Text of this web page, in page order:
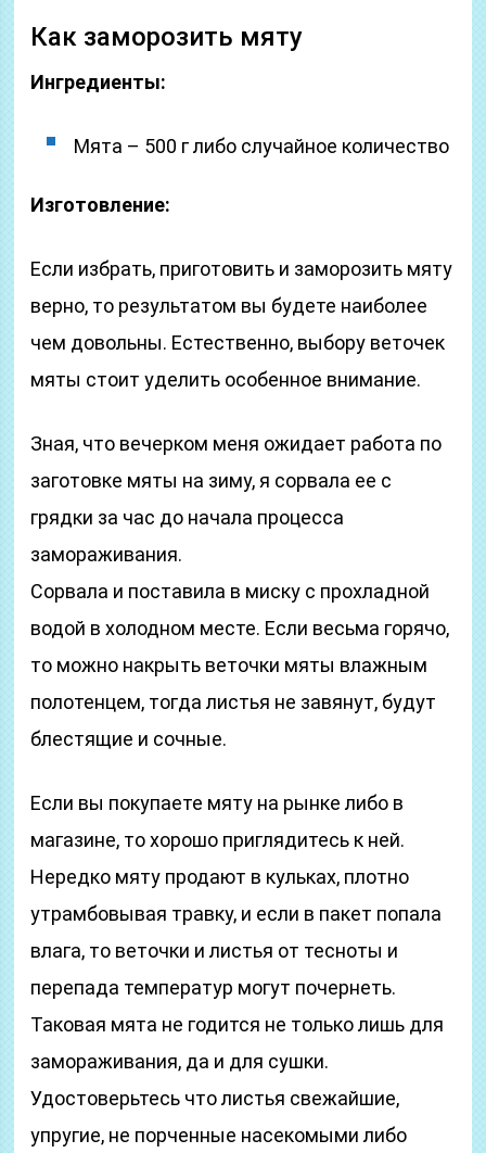
Как заморозить мяту
Ингредиенты:
Мята – 500 г либо случайное количество
Изготовление:
Если избрать, приготовить и заморозить мяту
верно, то результатом вы будете наиболее
чем довольны. Естественно, выбору веточек
мяты стоит уделить особенное внимание.
Зная, что вечерком меня ожидает работа по
заготовке мяты на зиму, я сорвала ее с
грядки за час до начала процесса
замораживания.
Сорвала и поставила в миску с прохладной
водой в холодном месте. Если весьма горячо,
то можно накрыть веточки мяты влажным
полотенцем, тогда листья не завянут, будут
блестящие и сочные.
Если вы покупаете мяту на рынке либо в
магазине, то хорошо приглядитесь к ней.
Нередко мяту продают в кульках, плотно
утрамбовывая травку, и если в пакет попала
влага, то веточки и листья от тесноты и
перепада температур могут почернеть.
Таковая мята не годится не только лишь для
замораживания, да и для сушки.
Удостоверьтесь что листья свежайшие,
упругие, не порченные насекомыми либо